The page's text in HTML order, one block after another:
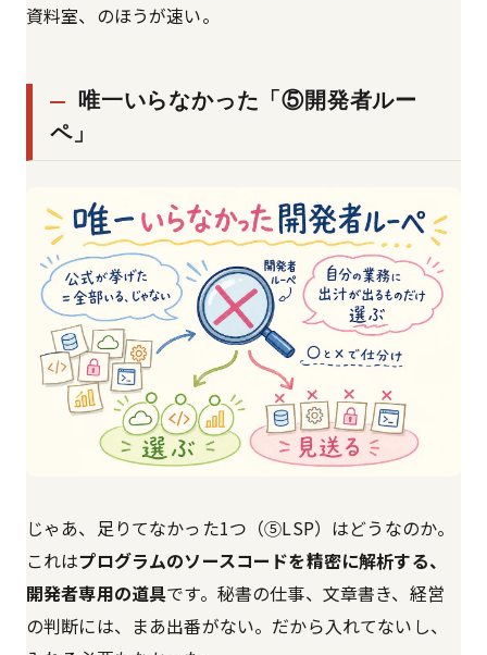
資料室、のほうが速い。
唯一いらなかった「⑤開発者ルー
ペ」
じゃあ、足りてなかった1つ（⑤LSP）はどうなのか。
これはプログラムのソースコードを精密に解析する、
開発者専用の道具です。秘書の仕事、文章書き、経営
の判断には、まあ出番がない。だから入れてないし、